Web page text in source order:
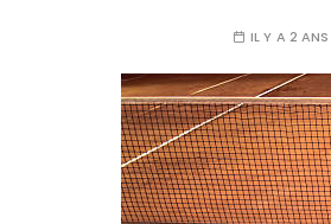
IL Y A 2 ANS